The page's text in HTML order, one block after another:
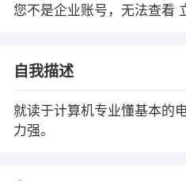
您不是企业账号，无法查看
自我描述
就读于计算机专业懂基本的
力强。